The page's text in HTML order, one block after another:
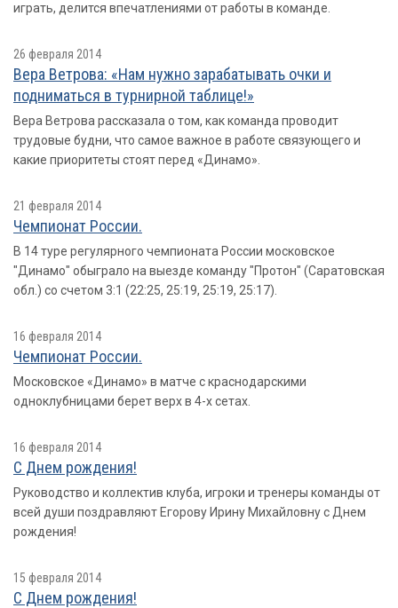
играть, делится впечатлениями от работы в команде.
26 февраля 2014
Вера Ветрова: «Нам нужно зарабатывать очки и
подниматься в турнирной таблице!»
Вера Ветрова рассказала о том, как команда проводит
трудовые будни, что самое важное в работе связующего и
какие приоритеты стоят перед «Динамо».
21 февраля 2014
Чемпионат России.
В 14 туре регулярного чемпионата России московское
"Динамо" обыграло на выезде команду "Протон" (Саратовская
обл.) со счетом 3:1 (22:25, 25:19, 25:19, 25:17).
16 февраля 2014
Чемпионат России.
Московское «Динамо» в матче с краснодарскими
одноклубницами берет верх в 4-х сетах.
16 февраля 2014
С Днем рождения!
Руководство и коллектив клуба, игроки и тренеры команды от
всей души поздравляют Егорову Ирину Михайловну с Днем
рождения!
15 февраля 2014
С Днем рождения!